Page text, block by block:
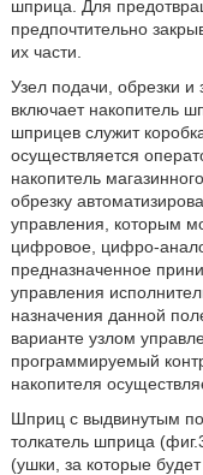
шприца. Для
предпочтительно
их части.
Узел подачи, обрезки
включает накопитель
шприцев служит
осуществляется
накопитель
обрезку
управления, которым
цифровое, цифро-
предназначенное
управления
назначения данной
варианте узлом
программируемый
накопителя
Шприц с выдвинутым
толкатель шприца
(ушки, за которые